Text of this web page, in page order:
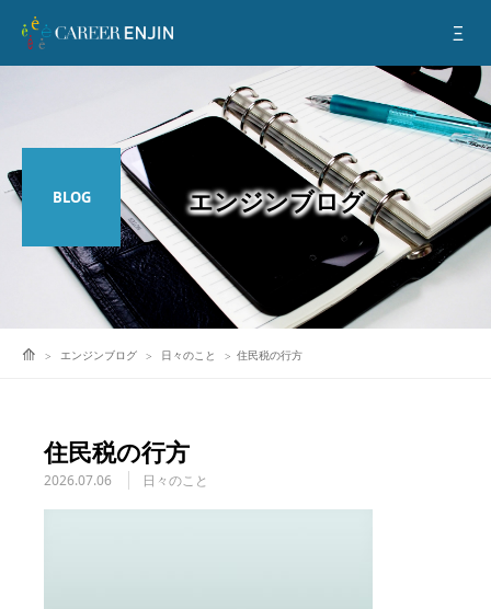
BLOG
エンジンブログ 日々のこと 住民税の行方
住民税の行方
2026.07.06 日々のこと